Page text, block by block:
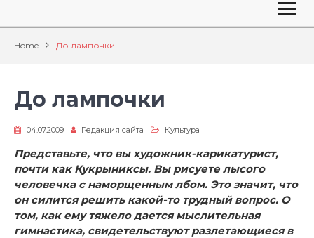
Home До лампочки
До лампочки
04.07.2009 Редакция сайта Культура
Представьте, что вы художник-карикатурист,
почти как Кукрыниксы. Вы рисуете лысого
человечка с наморщенным лбом. Это значит, что
он силится решить какой-то трудный вопрос. О
том, как ему тяжело дается мыслительная
гимнастика, свидетельствуют разлетающиеся в